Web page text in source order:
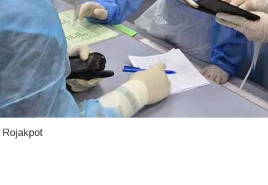
Rojakpot